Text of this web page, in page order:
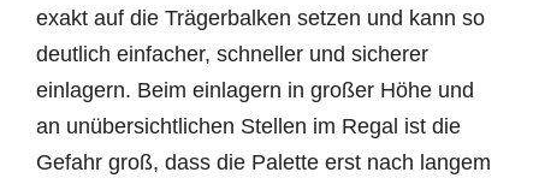
exakt auf die Trägerbalken setzen und kann so
deutlich einfacher, schneller und sicherer
einlagern. Beim einlagern in großer Höhe und
an unübersichtlichen Stellen im Regal ist die
Gefahr groß, dass die Palette erst nach langem